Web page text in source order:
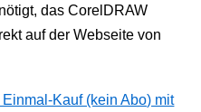
das CorelDRAW
auf der Webseite von
Kauf (kein Abo) mit